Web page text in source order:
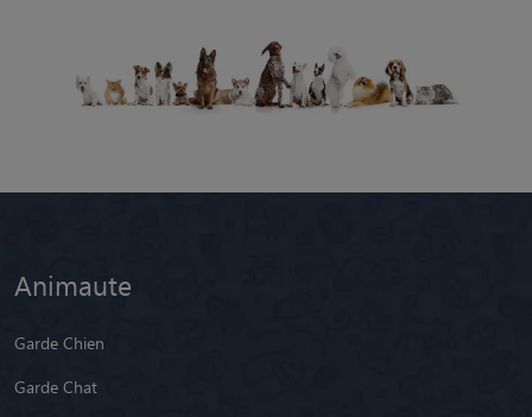
Animaute
Garde Chien
Garde Chat